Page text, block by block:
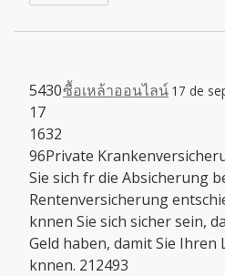
ซื้อเหล้าออนไลน์ 17 de
5430
17
1632
96Private
Sie sich fr die Absicherung
Rentenversicherung
knnen Sie sich sicher sein,
Geld haben, damit Sie
knnen. 212493